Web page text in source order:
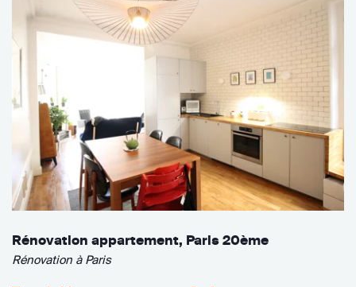
Rénovation appartement, Paris 20ème
Rénovation à Paris